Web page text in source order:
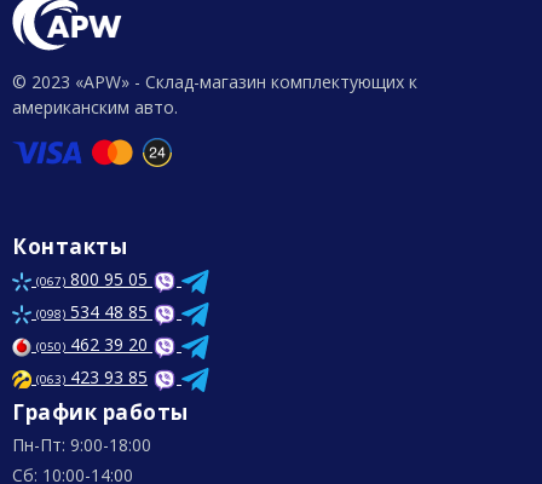
© 2023 «APW» - Склад-магазин комплектующих к
американским авто.
Контакты
(067) 800 95 05
(098) 534 48 85
(050) 462 39 20
(063) 423 93 85
График работы
Пн-Пт: 9:00-18:00
Сб: 10:00-14:00